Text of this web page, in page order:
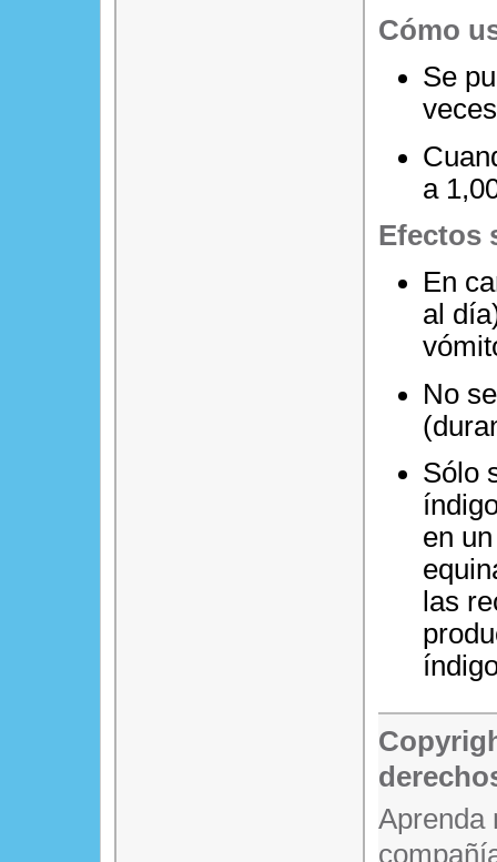
Cómo
Se
a
Efectos
En
al
No
Sólo
en
las
Aprenda